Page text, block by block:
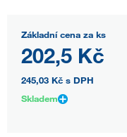
Základní cena za ks
202,5 Kč
245,03 Kč s DPH
Skladem